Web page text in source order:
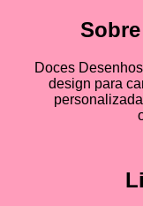
Doces
design para